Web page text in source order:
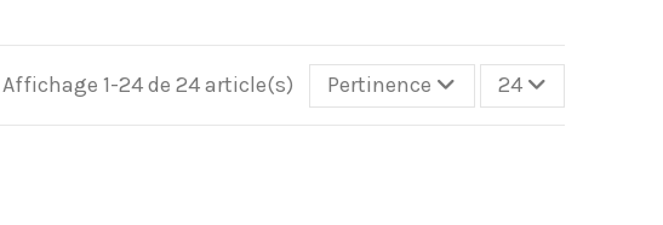
Affichage 1-24 de 24 article(s) Pertinence 24